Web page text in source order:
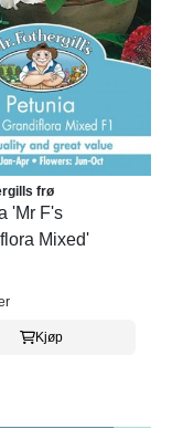
frø
'Mr F's
Mixed'
Kjøp